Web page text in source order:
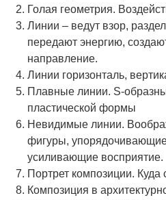
Голая геометрия.
Линии – ведут взор,
передают энергию,
направление.
Линии горизонталь,
Плавные линии. S-
пластической формы
Невидимые линии.
фигуры, упорядочивающие
усиливающие восприятие.
Портрет композиции. Куда
Композиция в